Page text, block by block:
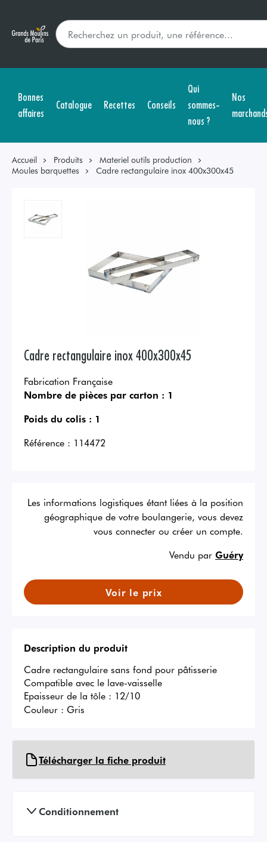
Bonnes
affaires
Catalogue Recettes Conseils
Qui
sommes-
nous ?
Nos
Accueil Produits
Materiel outils production
Moules barquettes
Cadre rectangulaire inox 400x300x45
Cadre rectangulaire inox 400x300x45
Fabrication Française
Nombre de pièces par carton : 1
Poids du colis : 1
Référence : 114472
Les informations logistiques étant liées à la position
géographique de votre boulangerie, vous devez
vous connecter ou créer un compte.
Vendu par Guéry
Voir le prix
Description du produit
Cadre rectangulaire sans fond pour pâtisserie
Compatible avec le lave-vaisselle
Epaisseur de la tôle : 12/10
Couleur : Gris
Télécharger la fiche produit
Conditionnement